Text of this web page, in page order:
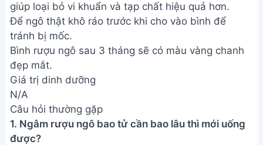
giúp loại bỏ vi khuẩn và tạp chất hiệu quả hơn.
Để ngô thật khô ráo trước khi cho vào bình để
tránh bị mốc.
Bình rượu ngô sau 3 tháng sẽ có màu vàng chanh
đẹp mắt.
Giá trị dinh dưỡng
N/A
Câu hỏi thường gặp
1. Ngâm rượu ngô bao tử cần bao lâu thì mới uống
được?